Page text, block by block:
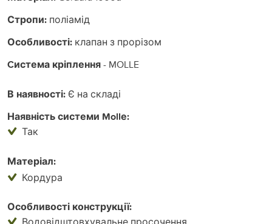
Стропи: поліамід
Особливості: клапан з прорізом
Cистема кріплення- MOLLE
В наявності: Є на складі
Наявність системи Mollе:
Так
Матеріал:
Кордура
Особливості конструкції: